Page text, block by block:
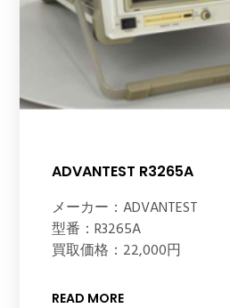
ADVANTEST R3265A
メーカー：ADVANTEST
型番：R3265A
買取価格：22,000円
READ MORE